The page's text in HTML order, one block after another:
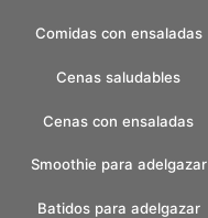
Comidas con ensaladas
Cenas saludables
Cenas con ensaladas
Smoothie para adelgazar
Batidos para adelgazar